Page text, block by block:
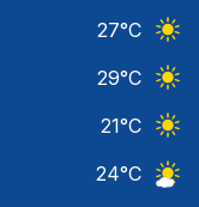
27°C
29°C
21°C
24°C